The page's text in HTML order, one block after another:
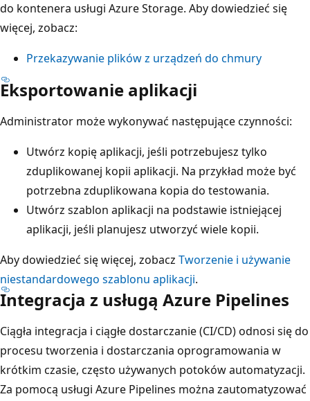
do kontenera usługi Azure Storage. Aby dowiedzieć się
więcej, zobacz:
Przekazywanie plików z urządzeń do chmury
Eksportowanie aplikacji
Administrator może wykonywać następujące czynności:
Utwórz kopię aplikacji, jeśli potrzebujesz tylko
zduplikowanej kopii aplikacji. Na przykład może być
potrzebna zduplikowana kopia do testowania.
Utwórz szablon aplikacji na podstawie istniejącej
aplikacji, jeśli planujesz utworzyć wiele kopii.
Aby dowiedzieć się więcej, zobacz Tworzenie i używanie
niestandardowego szablonu aplikacji.
Integracja z usługą Azure Pipelines
Ciągła integracja i ciągłe dostarczanie (CI/CD) odnosi się do
procesu tworzenia i dostarczania oprogramowania w
krótkim czasie, często używanych potoków automatyzacji.
Za pomocą usługi Azure Pipelines można zautomatyzować